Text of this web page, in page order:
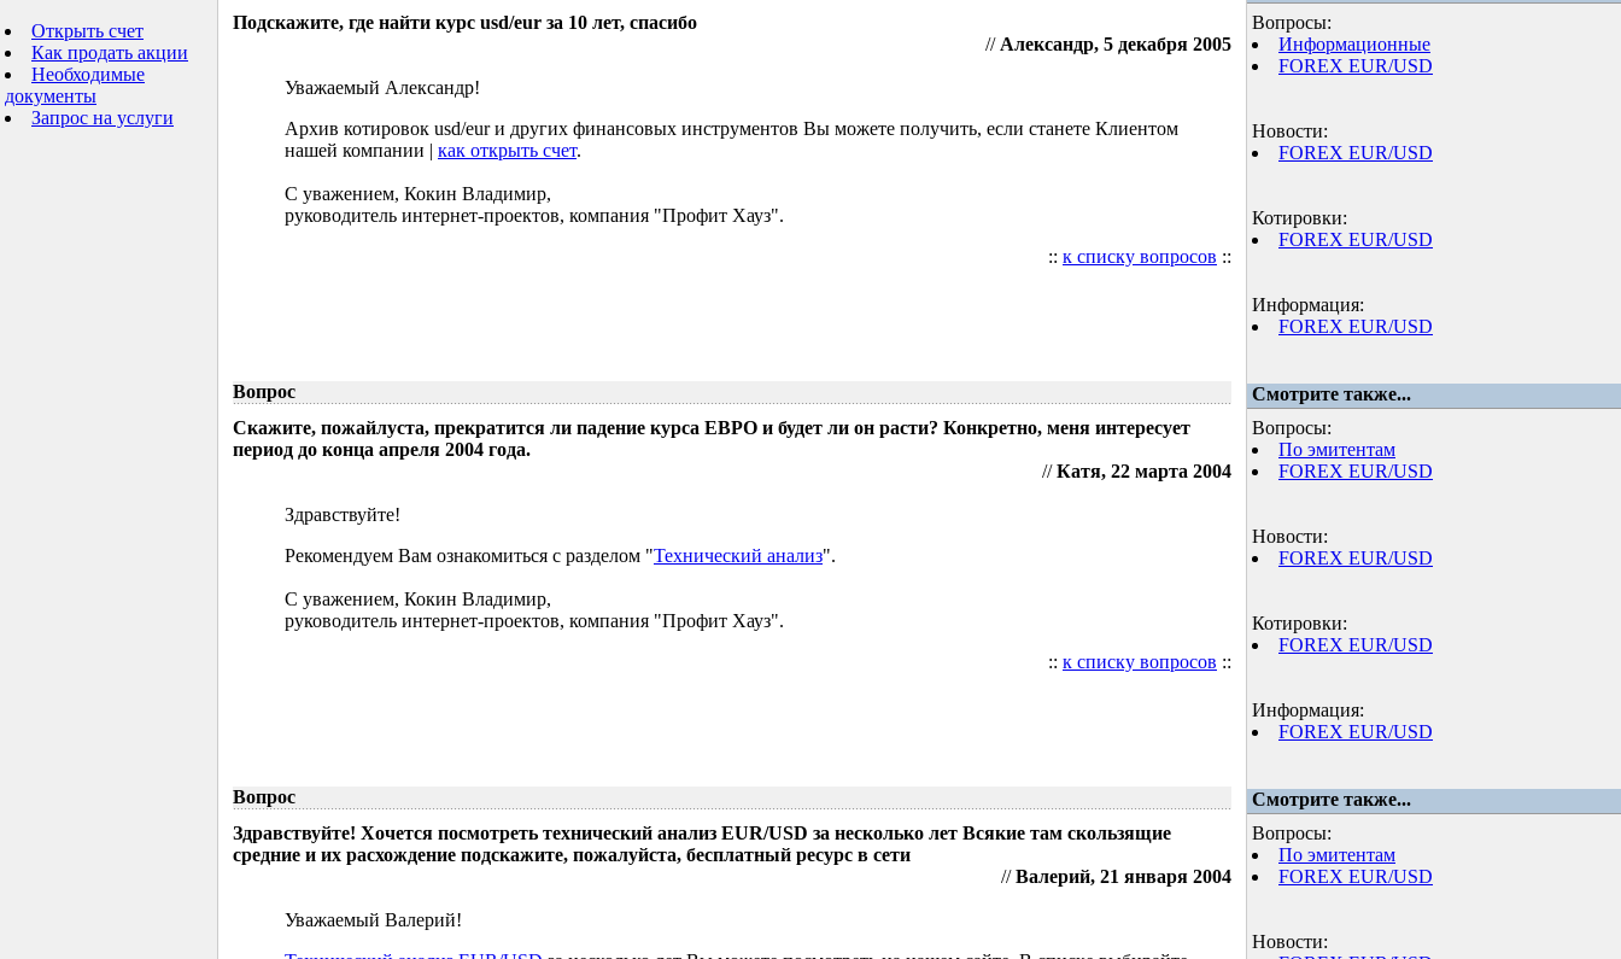
Открыть счет
Как продать акции
Необходимые
документы
Запрос на услуги
Подскажите, где найти курс usd/eur за 10 лет, спасибо
// Александр, 5 декабря 2005
Уважаемый Александр!
Архив котировок usd/eur и других финансовых инструментов Вы можете получить, если станете Клиентом
нашей компании | как открыть счет.
С уважением, Кокин Владимир,
руководитель интернет-проектов, компания "Профит Хауз".
:: к списку вопросов ::
Вопросы:
Информационные
FOREX EUR/USD
Новости:
FOREX EUR/USD
Котировки:
FOREX EUR/USD
Информация:
FOREX EUR/USD
Вопрос
Смотрите также...
Скажите, пожайлуста, прекратится ли падение курса ЕВРО и будет ли он расти? Конкретно, меня интересует
период до конца апреля 2004 года.
//Катя, 22 марта 2004
Здравствуйте!
Рекомендуем Вам ознакомиться с разделом "Технический анализ".
С уважением, Кокин Владимир,
руководитель интернет-проектов, компания "Профит Хауз".
:: к списку вопросов ::
Вопросы:
По эмитентам
FOREX EUR/USD
Новости:
FOREX EUR/USD
Котировки:
FOREX EUR/USD
Информация:
FOREX EUR/USD
Вопрос
Смотрите также...
Здравствуйте! Хочется посмотреть технический анализ EUR/USD за несколько лет Всякие там скользящие
средние и их расхождение подскажите, пожалуйста, бесплатный ресурс в сети
//Валерий, 21 января 2004
Уважаемый Валерий!
Вопросы:
По эмитентам
FOREX EUR/USD
Новости: